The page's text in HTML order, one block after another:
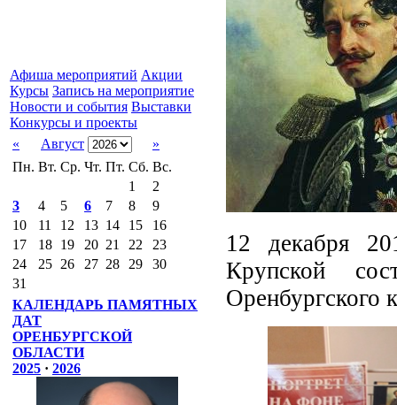
Афиша мероприятий Акции
Курсы Запись на мероприятие
Новости и события Выставки
Конкурсы и проекты
«
Август
»
Пн. Вт. Ср. Чт. Пт. Сб. Вс.
1
2
3
4 5 6 7 8
9
10
11 12 13 14 15
16
17
18 19 20 21 22
23
24
25 26 27 28 29
30
31
КАЛЕНДАРЬ ПАМЯТНЫХ
ДАТ
ОРЕНБУРГСКОЙ
ОБЛАСТИ
2025 · 2026
12 декабря
Крупской
Оренбургского